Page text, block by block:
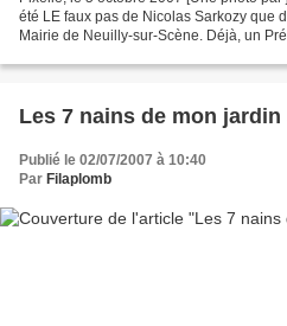
été LE faux pas de Nicolas Sarkozy que
Mairie de Neuilly-sur-Scène. Déjà, un
Les 7 nains de mon jardin
Publié le 02/07/2007 à 10:40
Par Filaplomb